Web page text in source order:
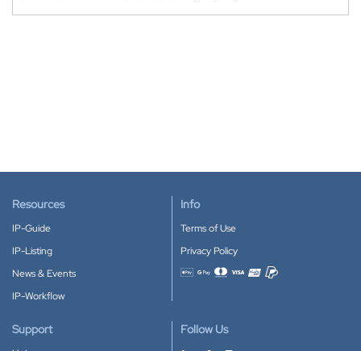
Resources
IP-Guide
IP-Listing
News & Events
IP-Workflow
Info
Terms of Use
Privacy Policy
Accepted payment methods
Support Follow Us